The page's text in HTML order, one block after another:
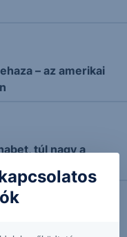
– az amerikai
túl nagy a